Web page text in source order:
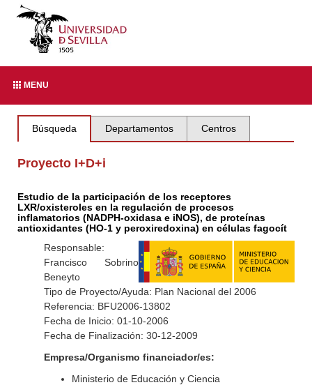
MENU
Búsqueda Departamentos Centros
Proyecto I+D+i
Estudio de la participación de los receptores
LXR/oxisteroles en la regulación de procesos
inflamatorios (NADPH-oxidasa e iNOS), de proteínas
antioxidantes (HO-1 y peroxiredoxina) en células fagocít
Responsable:
Francisco Sobrino
Beneyto
Tipo de Proyecto/Ayuda: Plan Nacional del 2006
Referencia: BFU2006-13802
Fecha de Inicio: 01-10-2006
Fecha de Finalización: 30-12-2009
Empresa/Organismo financiador/es:
Ministerio de Educación y Ciencia